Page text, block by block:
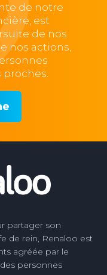
de notre
est
de nos
nos actions,
partager son
de rein, Renaloo est
agréée par le
personnes